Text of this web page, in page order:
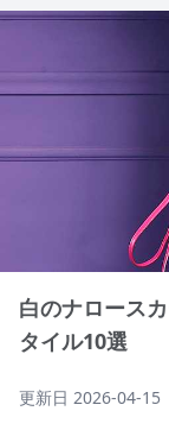
白のナロース
タイル10選
更新日 2026-04-15